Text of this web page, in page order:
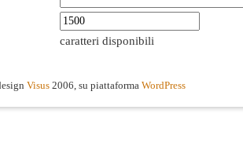
caratteri disponibili
Visus 2006, su piattaforma WordPress